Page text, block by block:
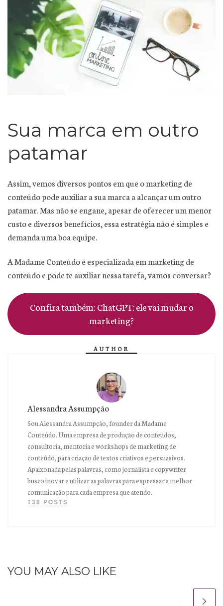
Sua marca em outro
patamar
Assim, vemos diversos pontos em que o marketing de
conteúdo pode auxiliar a sua marca a alcançar um outro
patamar. Mas não se engane, apesar de oferecer um menor
custo e diversos benefícios, essa estratégia não é simples e
demanda uma boa equipe.
A Madame Conteúdo é especializada em marketing de
conteúdo e pode te auxiliar nessa tarefa, vamos conversar?
Confira também: ChatGPT: ele vai mudar o
marketing?
AUTHOR
Alessandra Assumpção
Sou Alessandra Assumpção, founder da Madame
Conteúdo. Uma empresa de produção de conteúdos,
consultoria, mentoria e workshops de marketing de
conteúdo, para criação de textos criativos e persuasivos.
Apaixonada pelas palavras, como jornalista e copywriter
busco inovar e utilizar as palavras para expressar a melhor
comunicação para cada empresa que atendo.
138 POSTS
YOU MAY ALSO LIKE